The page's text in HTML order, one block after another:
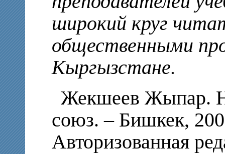
широкий круг
общественными
Кыргызстане.
Жекшеев Жыпар.
союз. – Бишкек,
Авторизованная